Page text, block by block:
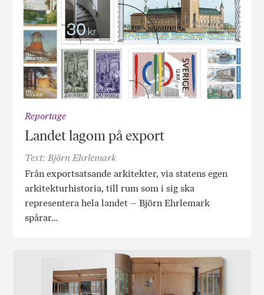
Reportage
Landet lagom på export
Text: Björn Ehrlemark
Från exportsatsande arkitekter, via statens egen
arkitekturhistoria, till rum som i sig ska
representera hela landet – Björn Ehrlemark
spårar…